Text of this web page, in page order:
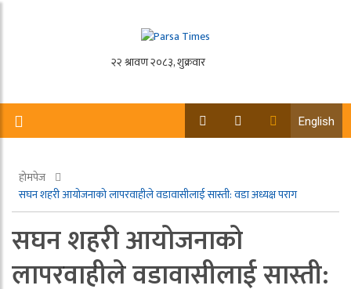
English
होमपेज
सघन शहरी आयोजनाको लापरवाहीले वडावासीलाई सास्ती: वडा अध्यक्ष पराग
सघन शहरी आयोजनाको
लापरवाहीले वडावासीलाई सास्ती: